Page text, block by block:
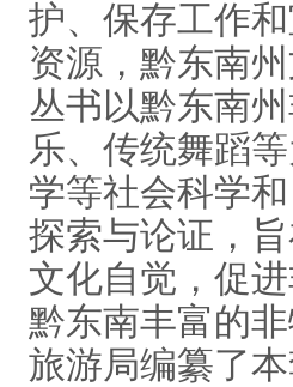
护、保存工作
资源，黔东南
丛书以黔东南
乐、传统舞蹈
学等社会科学
探索与论证，
文化自觉，促
黔东南丰富的
旅游局编纂了